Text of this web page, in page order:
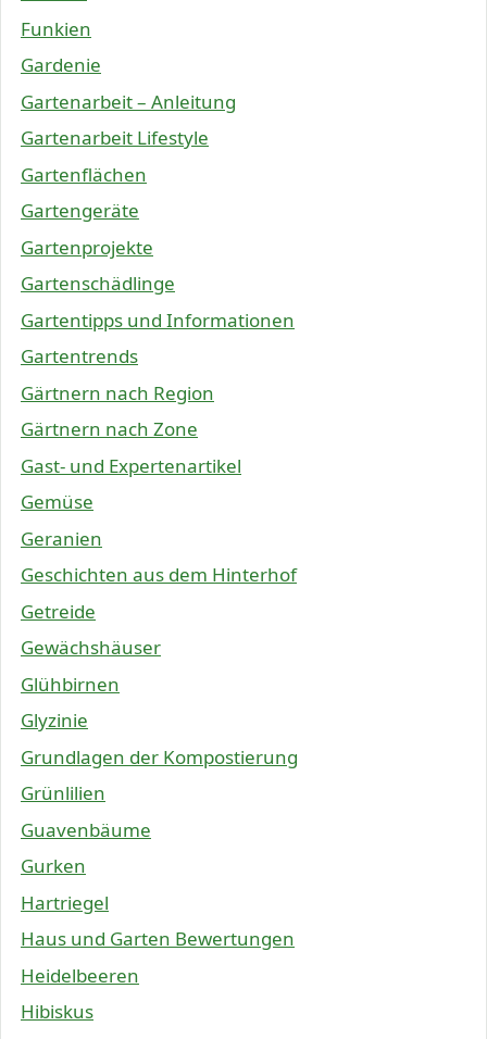
Funkien
Gardenie
Gartenarbeit – Anleitung
Gartenarbeit Lifestyle
Gartenflächen
Gartengeräte
Gartenprojekte
Gartenschädlinge
Gartentipps und Informationen
Gartentrends
Gärtnern nach Region
Gärtnern nach Zone
Gast- und Expertenartikel
Gemüse
Geranien
Geschichten aus dem Hinterhof
Getreide
Gewächshäuser
Glühbirnen
Glyzinie
Grundlagen der Kompostierung
Grünlilien
Guavenbäume
Gurken
Hartriegel
Haus und Garten Bewertungen
Heidelbeeren
Hibiskus